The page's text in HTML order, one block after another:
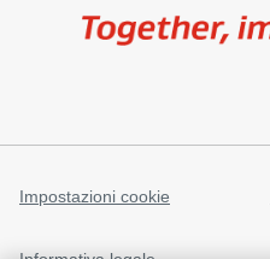
Impostazioni cookie